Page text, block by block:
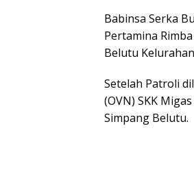
Babinsa Serka
Pertamina
Belutu
Setelah Patroli
(OVN) SKK
Simpang Belutu.